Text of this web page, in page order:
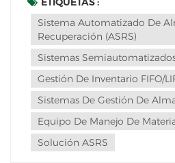
consideraciones clave pueden
selección:1. Espacio de
configuraciónEvalúe las...
Sistema Automatizado De
Recuperación (ASRS)
Sistemas
Gestión De Inventario FIFO/
Sistemas De Gestión De
Equipo De Manejo De
Solución ASRS